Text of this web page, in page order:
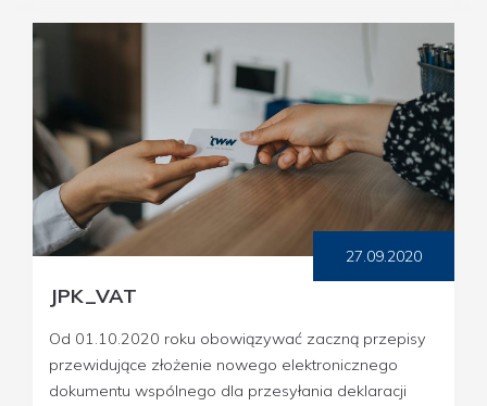
JPK_VAT
27.09.2020
Od 01.10.2020 roku obowiązywać zaczną przepisy
przewidujące złożenie nowego elektronicznego
dokumentu wspólnego dla przesyłania deklaracji